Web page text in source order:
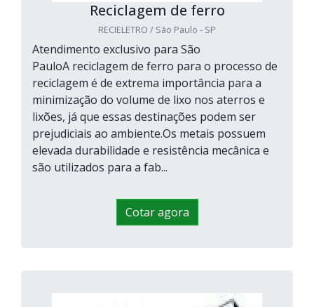
Reciclagem de ferro
RECIELETRO / São Paulo - SP
Atendimento exclusivo para São
PauloA reciclagem de ferro para o processo de
reciclagem é de extrema importância para a
minimização do volume de lixo nos aterros e
lixões, já que essas destinações podem ser
prejudiciais ao ambiente.Os metais possuem
elevada durabilidade e resistência mecânica e
são utilizados para a fab...
Cotar agora